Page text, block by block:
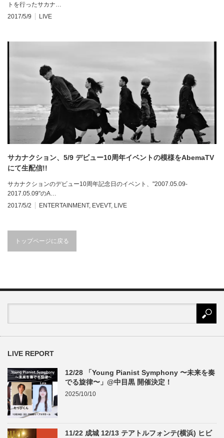
トを行ったサカナ…
2017/5/9
LIVE
サカナクション、5/9 デビュー10周年イベントの模様をAbemaTV
にて生配信!!
サカナクションのデビュー10周年記念日のイベント、"2007.05.09-
2017.05.09"のA…
2017/5/2
ENTERTAINMENT, EVEVT, LIVE
トップページに戻る
LIVE REPORT
12/28 「Young Pianist Symphony 〜未来を奏
でる旋律〜」@中目黒 開催決定！
2025/10/10
11/22 成城 12/13 テアトルフォンテ(横浜) ヒビ